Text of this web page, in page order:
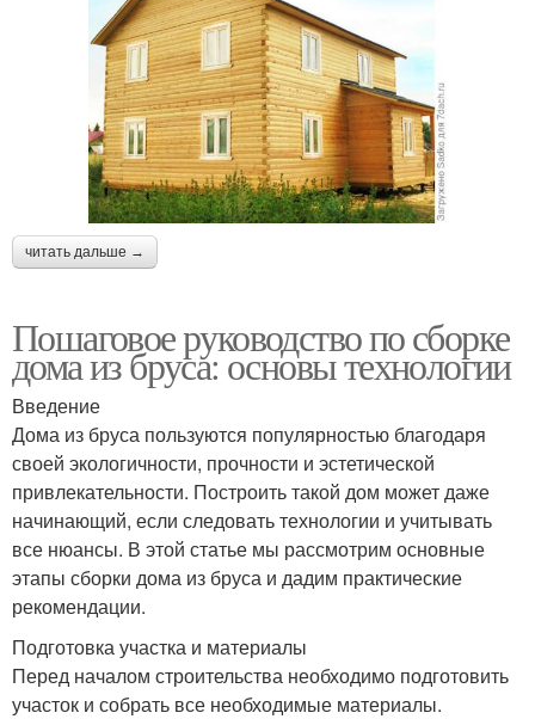
читать дальше →
Пошаговое руководство по сборке
дома из бруса: основы технологии
Введение
Дома из бруса пользуются популярностью благодаря
своей экологичности, прочности и эстетической
привлекательности. Построить такой дом может даже
начинающий, если следовать технологии и учитывать
все нюансы. В этой статье мы рассмотрим основные
этапы сборки дома из бруса и дадим практические
рекомендации.
Подготовка участка и материалы
Перед началом строительства необходимо подготовить
участок и собрать все необходимые материалы.